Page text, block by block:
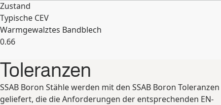
Zustand
Typische CEV
Warmgewalztes Bandblech
0.66
Toleranzen
SSAB Boron Stähle werden mit den SSAB Boron Toleranzen
geliefert, die die Anforderungen der entsprechenden EN-